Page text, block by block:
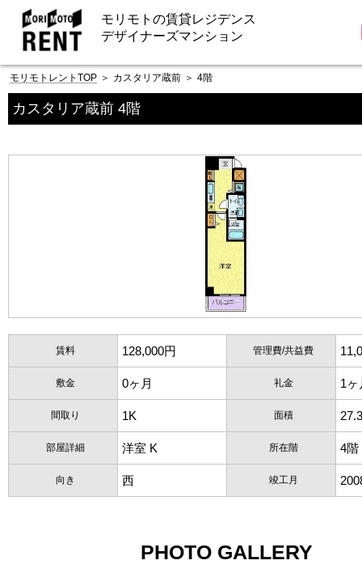
モリモトの賃貸レジデンス
デザイナーズマンション
モリモトレントTOP ＞ カスタリア蔵前 ＞ 4階
カスタリア蔵前 4階
賃料 128,000円 管理費/共益費
敷金 0ヶ月 礼金 1ヶ
間取り 1K 面積
部屋詳細 洋室 K 所在階 4階
向き 西 竣工月
PHOTO GALLERY